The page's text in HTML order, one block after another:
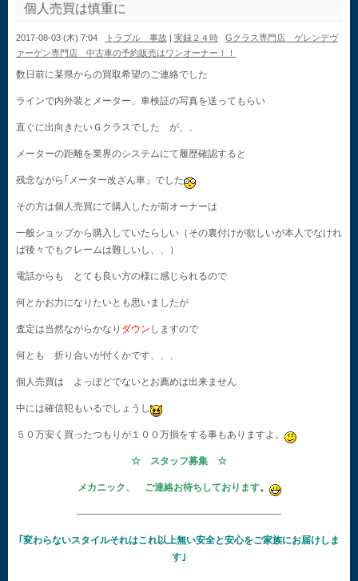
個人売買は慎重に
2017-08-03 (木) 7:04 トラブル 事故 | 実録２４時
Gクラス専門店 ゲレンデヴ
ァーゲン専門店 中古車の予約販売はワンオーナー！！
数日前に某県からの買取希望のご連絡でした
ラインで内外装とメーター、車検証の写真を送ってもらい
直ぐに出向きたいＧクラスでした が、、
メーターの距離を業界のシステムにて履歴確認すると
残念ながら｢メーター改ざん車」でした
その方は個人売買にて購入したが前オーナーは
一般ショップから購入していたらしい（その裏付けが欲しいが本人でなけれ
ば後々でもクレームは難しいし、、）
電話からも とても良い方の様に感じられるので
何とかお力になりたいとも思いましたが
査定は当然ながらかなり ダウン しますので
何とも 折り合いが付くかです、、、
個人売買は よっぽどでないとお薦めは出来ません
中には確信犯もいるでしょうし
５０万安く買ったつもりが１００万損をする事もありますよ。
☆ スタッフ募集 ☆
メカニック、 ご連絡お待ちしております。
—————————————————————-
｢変わらないスタイルそれはこれ以上無い安全と安心をご家族にお届けしま
す｣